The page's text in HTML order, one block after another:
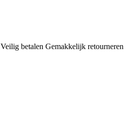
Veilig betalen Gemakkelijk retourneren